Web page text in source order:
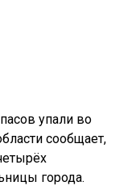
упали во
сообщает,
города.